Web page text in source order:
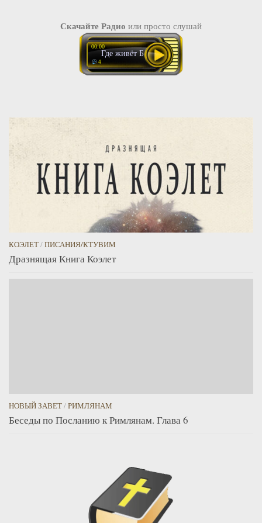
Скачайте Радио или просто слушай
Где живёт Бог
00:00
4
КОЭЛЕТ/ПИСАНИЯ/КТУВИМ
Дразнящая Книга Коэлет
НОВЫЙ ЗАВЕТ/РИМЛЯНАМ
Беседы по Посланию к Римлянам. Глава 6